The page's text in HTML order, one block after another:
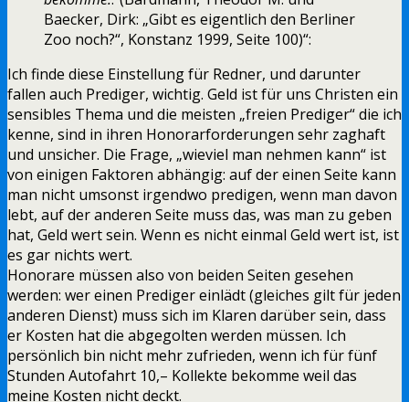
Baecker, Dirk: „Gibt es eigentlich den Berliner
Zoo noch?“, Konstanz 1999, Seite 100)“:
Ich finde diese Einstellung für Redner, und darunter
fallen auch Prediger, wichtig. Geld ist für uns Christen ein
sensibles Thema und die meisten „freien Prediger“ die ich
kenne, sind in ihren Honorarforderungen sehr zaghaft
und unsicher. Die Frage, „wieviel man nehmen kann“ ist
von einigen Faktoren abhängig: auf der einen Seite kann
man nicht umsonst irgendwo predigen, wenn man davon
lebt, auf der anderen Seite muss das, was man zu geben
hat, Geld wert sein. Wenn es nicht einmal Geld wert ist, ist
es gar nichts wert.
Honorare müssen also von beiden Seiten gesehen
werden: wer einen Prediger einlädt (gleiches gilt für jeden
anderen Dienst) muss sich im Klaren darüber sein, dass
er Kosten hat die abgegolten werden müssen. Ich
persönlich bin nicht mehr zufrieden, wenn ich für fünf
Stunden Autofahrt 10,– Kollekte bekomme weil das
meine Kosten nicht deckt.